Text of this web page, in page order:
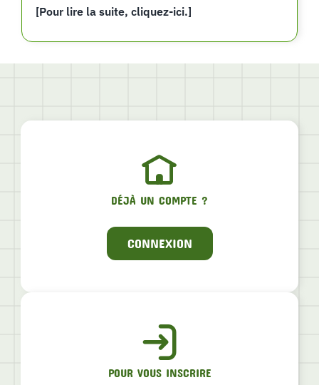
[Pour lire la suite, cliquez-ici.]
DÉJÀ UN COMPTE ?
CONNEXION
POUR VOUS INSCRIRE